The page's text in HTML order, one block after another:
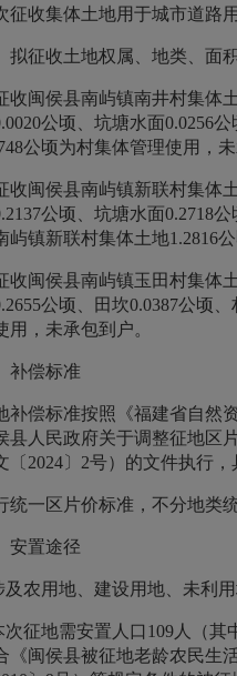
征收集体土地用于城市道路
拟征收土地权属、地类、面
收闽侯县南屿镇南井村集体
公顷、坑塘水面0.0256
公顷为村集体管理使用，未
收闽侯县南屿镇新联村集体
公顷、坑塘水面0.2718
屿镇新联村集体土地1.2816
收闽侯县南屿镇玉田村集体
公顷、田坎0.0387公顷
用，未承包到户。
补偿标准
补偿标准按照《福建省自然
县人民政府关于调整征地区
〔 2024〕2号）的文件执行，
统一区片价标准，不分地类
安置途径
及农用地、建设用地、未利
次征地需安置人口109人（
《闽侯县被征地老龄农民生